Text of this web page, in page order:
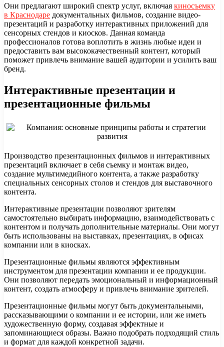
Они предлагают широкий спектр услуг, включая киносъемку
в Краснодаре документальных фильмов, создание видео-
презентаций и разработку интерактивных приложений для
сенсорных стендов и киосков. Данная команда
профессионалов готова воплотить в жизнь любые идеи и
предоставить вам высококачественный контент, который
поможет привлечь внимание вашей аудитории и усилить ваш
бренд.
Интерактивные презентации и
презентационные фильмы
Производство презентационных фильмов и интерактивных
презентаций включает в себя съемку и монтаж видео,
создание мультимедийного контента, а также разработку
специальных сенсорных столов и стендов для выставочного
контента.
Интерактивные презентации позволяют зрителям
самостоятельно выбирать информацию, взаимодействовать с
контентом и получать дополнительные материалы. Они могут
быть использованы на выставках, презентациях, в офисах
компании или в киосках.
Презентационные фильмы являются эффективным
инструментом для презентации компании и ее продукции.
Они позволяют передать эмоциональный и информационный
контент, создать атмосферу и привлечь внимание зрителей.
Презентационные фильмы могут быть документальными,
рассказывающими о компании и ее истории, или же иметь
художественную форму, создавая эффектные и
запоминающиеся образы. Важно подобрать подходящий стиль
и формат для каждой конкретной задачи.